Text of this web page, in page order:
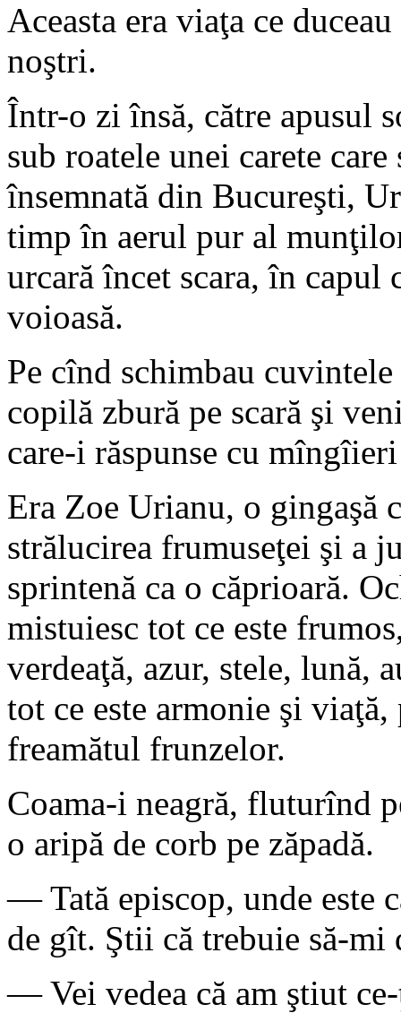
Aceasta era viaţa ce
noştri.
Într-o zi însă, către apusul
sub roatele unei carete
însemnată din Bucureşti,
timp în aerul pur al
urcară încet scara, în capul
voioasă.
Pe cînd schimbau
copilă zbură pe scară şi
care-i răspunse cu
Era Zoe Urianu, o gingaşă
strălucirea frumuseţei şi a
sprintenă ca o căprioară.
mistuiesc tot ce este
verdeaţă, azur, stele, lună,
tot ce este armonie şi
freamătul frunzelor.
Coama-i neagră, fluturînd
o aripă de corb pe zăpadă.
— Tată episcop, unde este
de gît. Ştii că trebuie să-
— Vei vedea că am ştiut